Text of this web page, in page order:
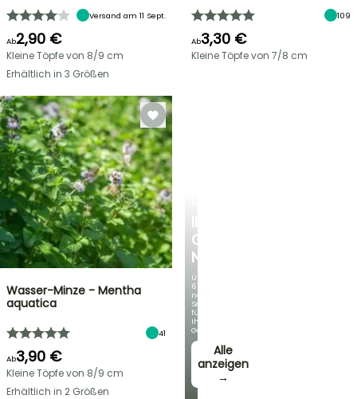
IRIS
GERMANICA
NEUHEITEN
Über
60
neue
Sorten
für
Ihren
Garten!
Alle
anzeigen
→
Versand am 11 Sept.
Ab2,90 €
Kleine Töpfe von 8/9 cm
Erhältlich in 3 Größen
109
Ab3,30 €
Kleine Töpfe von 7/8 cm
Wasser-Minze - Mentha
aquatica
41
Ab3,90 €
Kleine Töpfe von 8/9 cm
Erhältlich in 2 Größen